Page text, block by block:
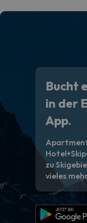
Bucht
in der
App.
zu
vieles